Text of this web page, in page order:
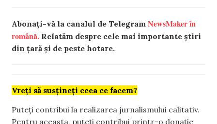
Abonați-vă la canalul de Telegram NewsMaker în
română. Relatăm despre cele mai importante știri
din țară și de peste hotare.
Vreți să susțineți ceea ce facem?
Puteți contribui la realizarea jurnalismului calitativ.
Pentru aceasta, puteți contribui printr-o donație